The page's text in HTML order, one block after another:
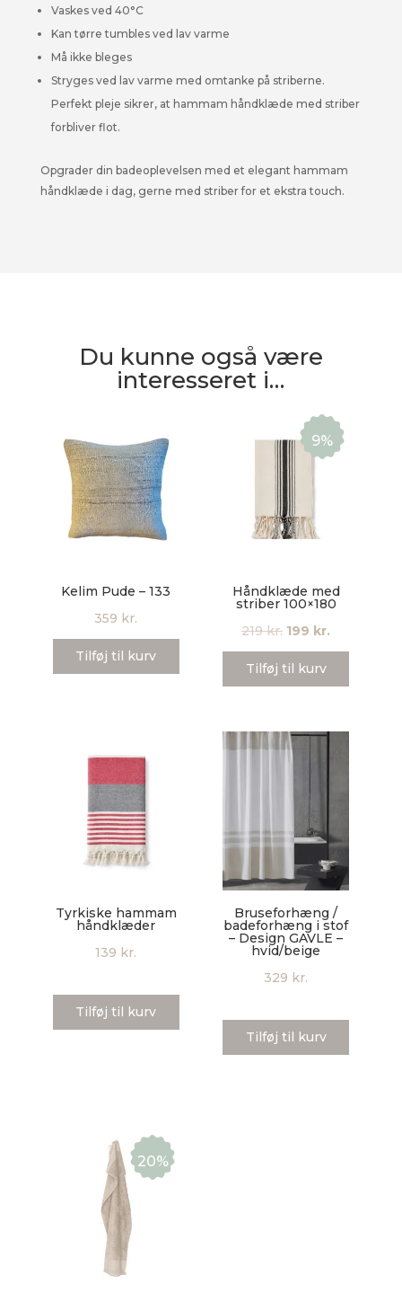
Vaskes ved 40°C
Kan tørre tumbles ved lav varme
Må ikke bleges
Stryges ved lav varme med omtanke på striberne.
Perfekt pleje sikrer, at hammam håndklæde med striber
forbliver flot.
Opgrader din badeoplevelsen med et elegant hammam
håndklæde i dag, gerne med striber for et ekstra touch.
Du kunne også være
interesseret i…
Kelim Pude – 133
359 kr.
Tilføj til kurv
9%
Håndklæde med
striber 100×180
219kr. Den
oprindelige
pris
199 kr.
aktuelle
Tilføj til kurv
Tyrkiske hammam
håndklæder
139 kr.
Tilføj til kurv
Bruseforhæng /
badeforhæng i stof
– Design GAVLE –
hvid/beige
329 kr.
Tilføj til kurv
20%